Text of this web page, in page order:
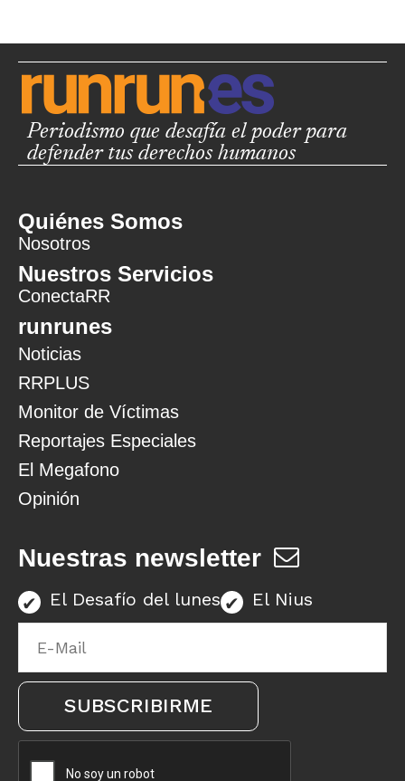
Periodismo que desafía el poder para
defender tus derechos humanos
Quiénes Somos
Nosotros
Nuestros Servicios
ConectaRR
runrunes
Noticias
RRPLUS
Monitor de Víctimas
Reportajes Especiales
El Megafono
Opinión
Nuestras newsletter
El Desafío del lunes El Nius